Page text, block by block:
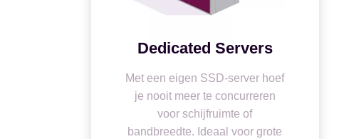
Dedicated Servers
Met een eigen SSD-server hoef
je nooit meer te concurreren
voor schijfruimte of
bandbreedte. Ideaal voor grote